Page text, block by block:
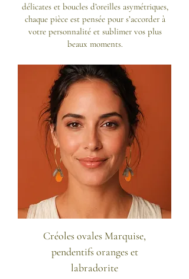
délicates et boucles d’oreilles asymétriques,
chaque pièce est pensée pour s’accorder à
votre personnalité et sublimer vos plus
beaux moments.
Créoles ovales Marquise,
pendentifs oranges et
labradorite